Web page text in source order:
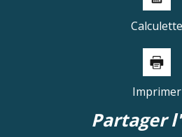
Calculette
Imprimer
partager